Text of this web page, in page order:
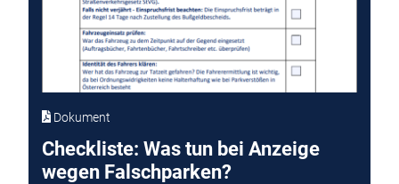
Dokument
Checkliste: Was tun bei Anzeige
wegen Falschparken?